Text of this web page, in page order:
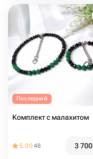
Последний
Комплект с малахитом
5.0048 3 700